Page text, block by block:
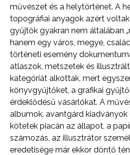
művészet és a helytörténet. A
topográfiai anyagok azért
gyűjtők gyakran nem általában
hanem egy város, megye,
történeti esemény
atlaszok, metszetek és
kategóriát alkottak, mert
könyvgyűjtőket, a grafikai
érdeklődésű vásárlókat. A
albumok, avantgárd
kötetek piacán az állapot, a
számozás, az illusztrátor
eredetisége már ekkor döntő